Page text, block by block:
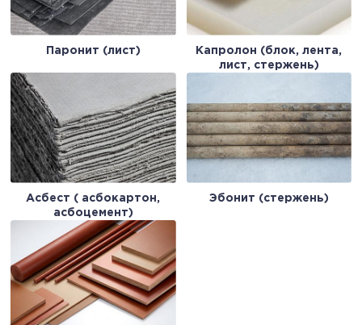
Паронит (лист)
Капролон (блок, лента,
лист, стержень)
Асбест ( асбокартон,
асбоцемент)
Эбонит (стержень)